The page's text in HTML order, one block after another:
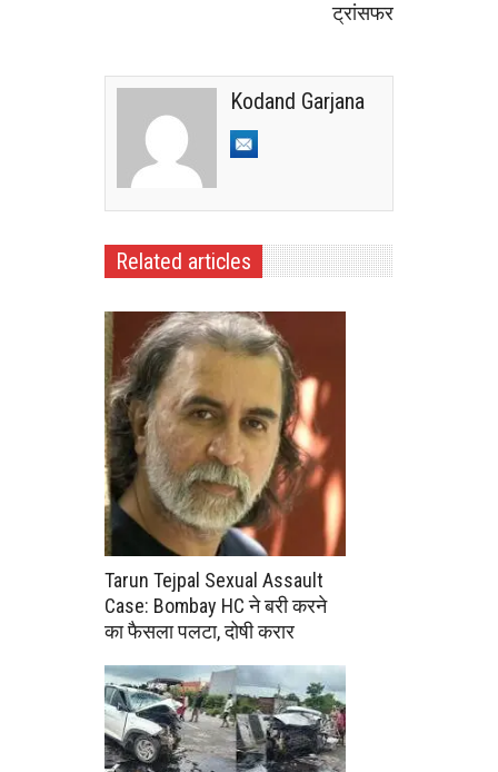
ट्रांसफर
Kodand Garjana
Related articles
Tarun Tejpal Sexual Assault
Case: Bombay HC ने बरी करने
का फैसला पलटा, दोषी करार